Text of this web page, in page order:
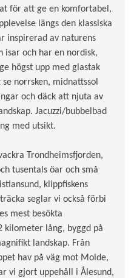
för att ge en komfortabel,
längs den klassiska
inspirerad av naturens
isar och har en nordisk,
högst upp med glastak
norrsken, midnattssol
och däck att njuta av
Jacuzzi/bubbelbad
med utsikt.
Trondheimsfjorden,
tusentals öar och små
klippfiskens
seglar vi också förbi
mest besökta
kilometer lång, byggd på
landskap. Från
hav på väg mot Molde,
vi gjort uppehåll i Ålesund,